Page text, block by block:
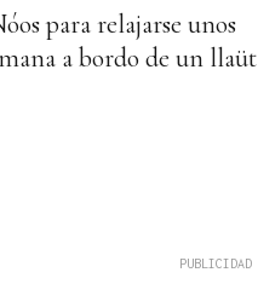
para relajarse unos
a bordo de un llaüt